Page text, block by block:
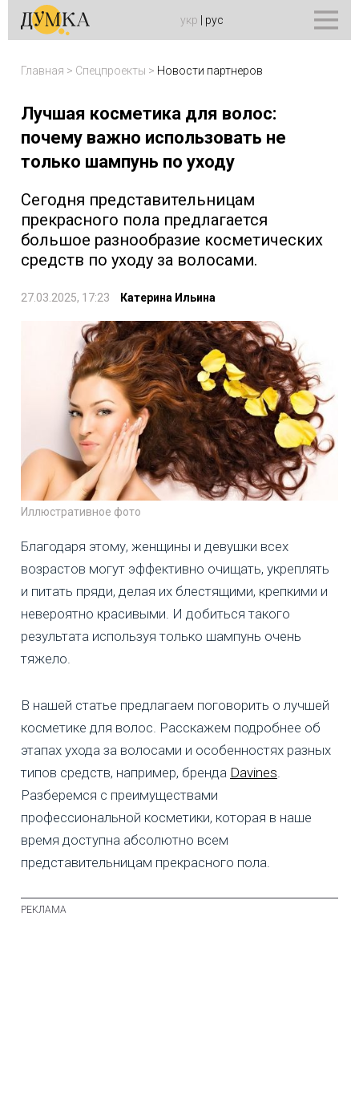
укр рус
Главная > Спецпроекты > Новости партнеров
Лучшая косметика для волос:
почему важно использовать не
только шампунь по уходу
Сегодня представительницам
прекрасного пола предлагается
большое разнообразие косметических
средств по уходу за волосами.
27.03.2025, 17:23 Катерина Ильина
Иллюстративное фото
Благодаря этому, женщины и девушки всех
возрастов могут эффективно очищать, укреплять
и питать пряди, делая их блестящими, крепкими и
невероятно красивыми. И добиться такого
результата используя только шампунь очень
тяжело.
В нашей статье предлагаем поговорить о лучшей
косметике для волос. Расскажем подробнее об
этапах ухода за волосами и особенностях разных
типов средств, например, бренда Davines.
Разберемся с преимуществами
профессиональной косметики, которая в наше
время доступна абсолютно всем
представительницам прекрасного пола.